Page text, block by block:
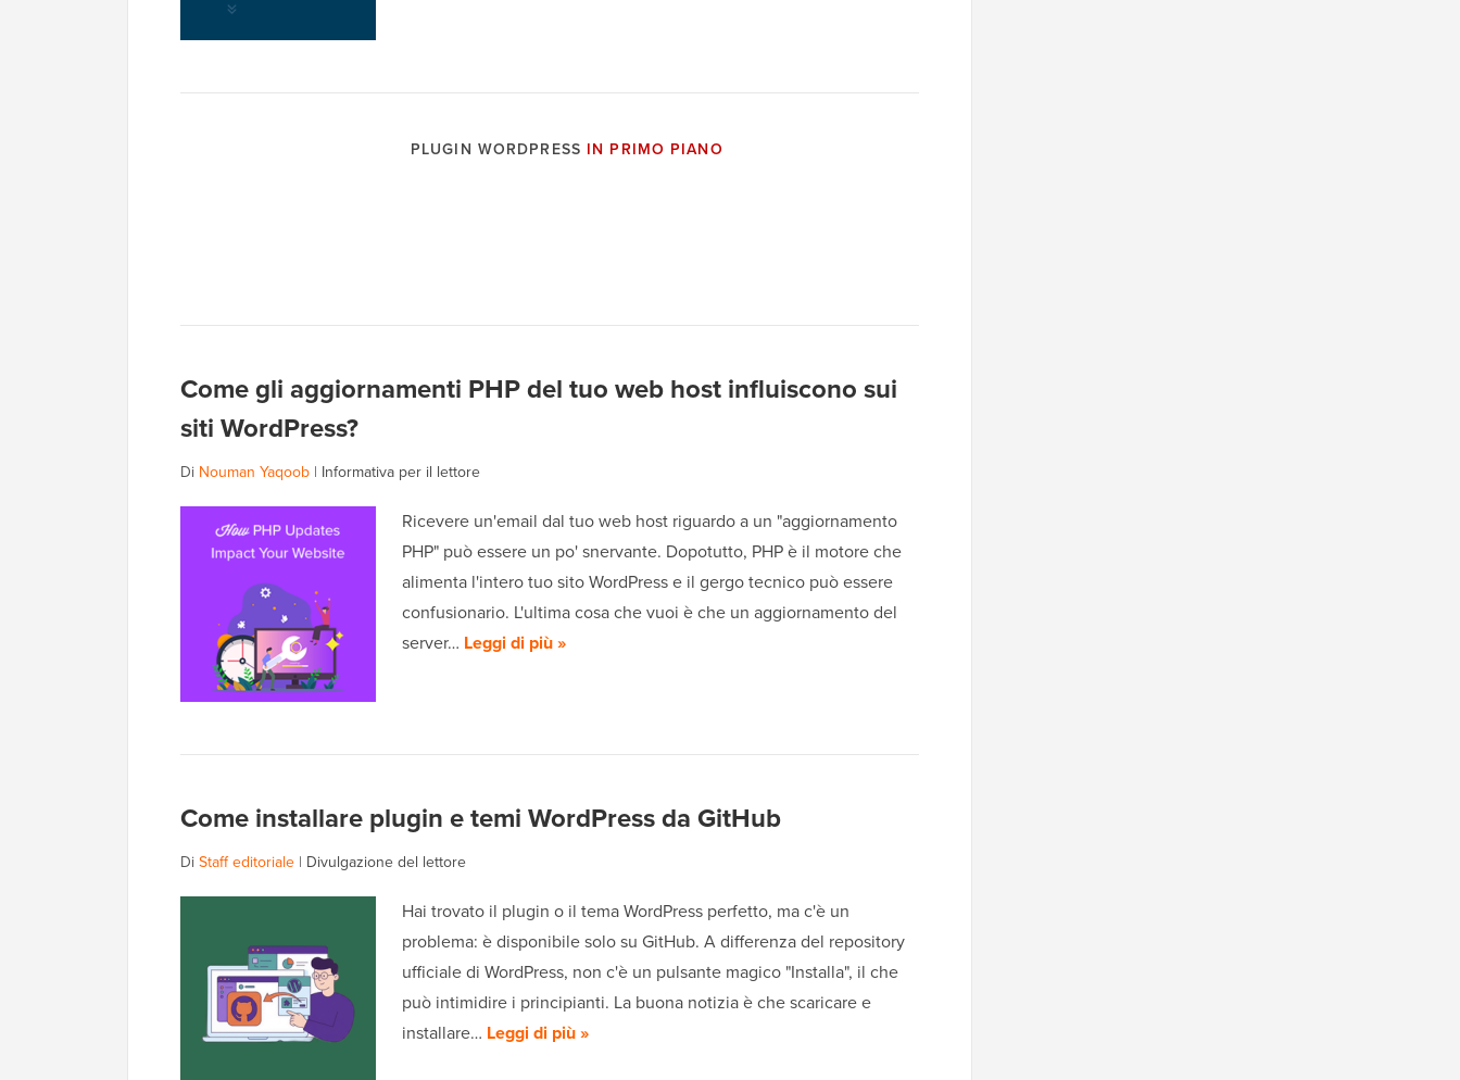
PLUGIN WORDPRESS IN PRIMO PIANO
Come gli aggiornamenti PHP del tuo web host influiscono sui
siti WordPress?
Di Nouman Yaqoob | Informativa per il lettore
Ricevere un'email dal tuo web host riguardo a un "aggiornamento
PHP" può essere un po' snervante. Dopotutto, PHP è il motore che
alimenta l'intero tuo sito WordPress e il gergo tecnico può essere
confusionario. L'ultima cosa che vuoi è che un aggiornamento del
server… Leggi di più »
Come installare plugin e temi WordPress da GitHub
DiStaff editoriale | Divulgazione del lettore
Hai trovato il plugin o il tema WordPress perfetto, ma c'è un
problema: è disponibile solo su GitHub. A differenza del repository
ufficiale di WordPress, non c'è un pulsante magico "Installa", il che
può intimidire i principianti. La buona notizia è che scaricare e
installare… Leggi di più »